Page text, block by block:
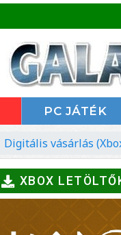
PC JÁTÉK
Digitális vásárlás
XBOX